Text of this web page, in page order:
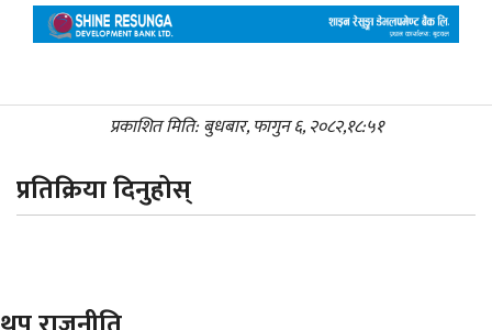
प्रकाशित मिति: बुधबार, फागुन ६, २०८२,१८:५१
प्रतिक्रिया दिनुहोस्